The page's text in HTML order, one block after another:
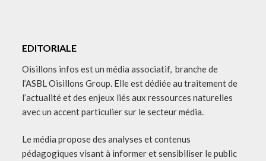
EDITORIALE
Oisillons infos est un média associatif, branche de
l’ASBL Oisillons Group. Elle est dédiée au traitement de
l’actualité et des enjeux liés aux ressources naturelles
avec un accent particulier sur le secteur média.
Le média propose des analyses et contenus
pédagogiques visant à informer et sensibiliser le public